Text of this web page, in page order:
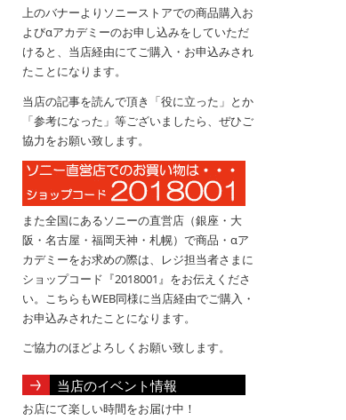
上のバナーよりソニーストアでの商品購入お
よびαアカデミーのお申し込みをしていただ
けると、当店経由にてご購入・お申込みされ
たことになります。
当店の記事を読んで頂き「役に立った」とか
「参考になった」等ございましたら、ぜひご
協力をお願い致します。
また全国にあるソニーの直営店（銀座・大
阪・名古屋・福岡天神・札幌）で商品・αア
カデミーをお求めの際は、レジ担当者さまに
ショップコード『2018001』をお伝えくださ
い。こちらもWEB同様に当店経由でご購入・
お申込みされたことになります。
ご協力のほどよろしくお願い致します。
当店のイベント情報
お店にて楽しい時間をお届け中！